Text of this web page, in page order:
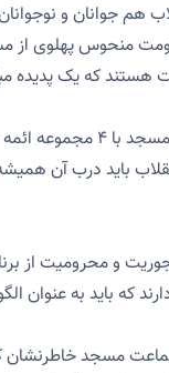
هم جوانان و
منحوس پهلوی از
هستند که یک پدیده
نماینده ولی‌فقیه در استان
باید درب آن
و محرومیت از
که باید به عنوان
مسجد خاطرنشان